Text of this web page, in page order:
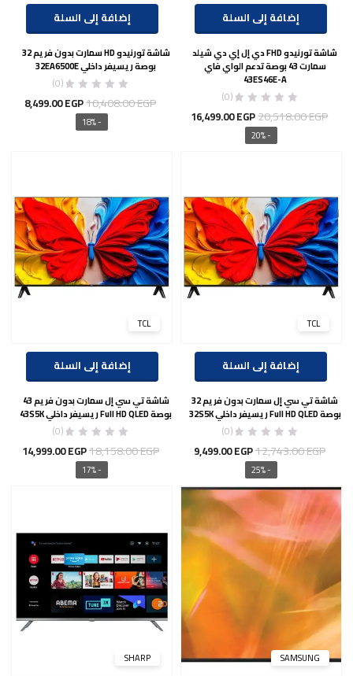
إضافة إلى السلة
شاشة تورنيدو FHD دي إل إي دي شيلد
سمارت 43 بوصة تدعم الواي فاي
43ES46E-A
(0)
20,518.00EGP
السعر
الأصلي
16,499.00EGP
السعر
- 20%
إضافة إلى السلة
شاشة تورنيدو HD سمارت بدون فريم 32
بوصة ريسيفر داخلي 32EA6500E
(0)
10,408.00EGP
السعر
الأصلي
8,499.00EGP
- 18%
TCL
إضافة إلى السلة
شاشة تي سي إل سمارت بدون فريم 32
بوصة Full HD QLED ريسيفر داخلي 32S5K
(0)
12,743.00EGP
السعر
الأصلي
هو:
12,743.00 EGP.
9,499.00EGP
هو:
9,499.00 EGP.
- 25%
TCL
إضافة إلى السلة
شاشة تي سي إل سمارت بدون فريم 43
بوصة Full HD QLED ريسيفر داخلي 43S5K
(0)
18,158.00EGP
السعر
الأصلي
14,999.00EGP
- 17%
SAMSUNG
SHARP